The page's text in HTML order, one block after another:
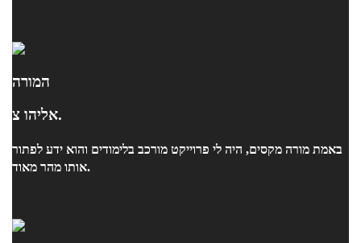
המורה
אליהו צ.
באמת מורה מקסים, היה לי פרוייקט מורכב בלימודים והוא ידע לפתור
אותו מהר מאוד.